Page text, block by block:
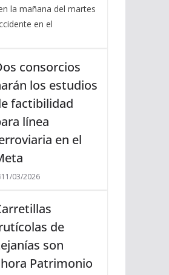
la mañana del martes
en el
consorcios
los estudios
factibilidad
línea
en el
11/03/2026
de
son
Patrimonio